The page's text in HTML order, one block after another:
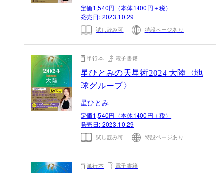
定価1,540円（本体1400円＋税）
発売日: 2023.10.29
試し読み可 特設ページあり
単行本 電子書籍
星ひとみの天星術2024 大陸〈地
球グループ〉
星ひとみ
定価1,540円（本体1400円＋税）
発売日: 2023.10.29
試し読み可 特設ページあり
単行本 電子書籍